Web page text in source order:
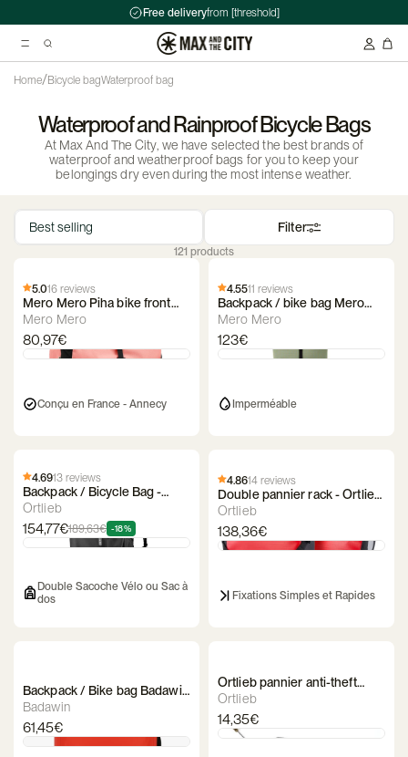
Free deliveryfrom [threshold]
Suggested searches
Kryptonite Evolution Series 4 1090 Chain Lock - 90cm
Abus HUD-Y ACE Headset
Double pannier rack - Ortlieb - Back-Roller Classic
Home/Bicycle bagWaterproof bag
Waterproof and Rainproof Bicycle Bags
At Max And The City, we have selected the best brands of
waterproof and weatherproof bags for you to keep your
belongings dry even during the most intense weather.
121 products
Filter
5.016 reviews
Mero Mero Piha bike front
bag
Mero Mero
80,97€
Conçu en France - Annecy
4.5511 reviews
Backpack / bike bag Mero
Mero Annecy
Mero Mero
123€
Imperméable
4.6913 reviews
Backpack / Bicycle Bag -
Ortlieb - VARIO PS QL2.1
Ortlieb
154,77€189,63€ -18%
Double Sacoche Vélo ou Sac à
dos
4.8614 reviews
Double pannier rack - Ortlieb
- Back-Roller Classic
Ortlieb
138,36€
Fixations Simples et Rapides
Backpack / Bike bag Badawin
Ali
Badawin
61,45€
Ortlieb pannier anti-theft
cable
Ortlieb
14,35€